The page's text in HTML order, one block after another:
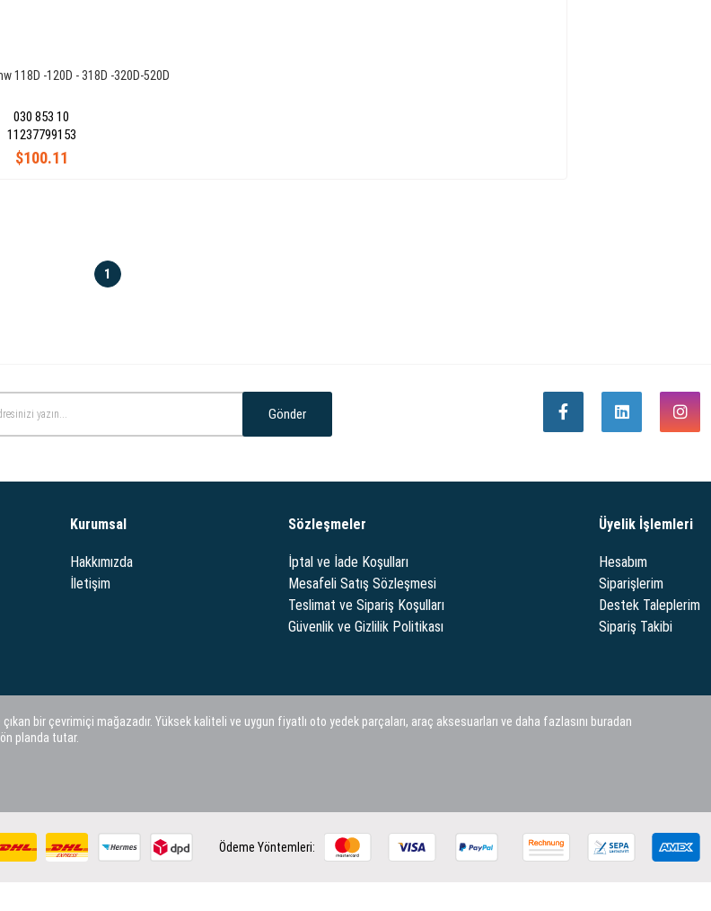
118D -120D - 318D -320D-520D
030 853 10
$100.11
11237799153
1
Gönder
Kurumsal
Hakkımızda
İletişim
Sözleşmeler
İptal ve İade Koşulları
Mesafeli Satış Sözleşmesi
Teslimat ve Sipariş Koşulları
Güvenlik ve Gizlilik Politikası
Üyelik İşlemleri
Hesabım
Siparişlerim
Destek Taleplerim
Sipariş Takibi
bir çevrimiçi mağazadır. Yüksek kaliteli ve uygun fiyatlı oto yedek parçaları, araç aksesuarları ve daha fazlasını buradan
planda tutar.
Ödeme Yöntemleri: